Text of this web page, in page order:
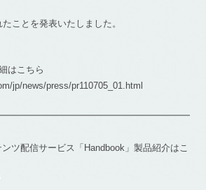
ことを発表いたしました。
はこちら
jp/news/press/pr110705_01.html
ツ配信サービス「Handbook」製品紹介はこ